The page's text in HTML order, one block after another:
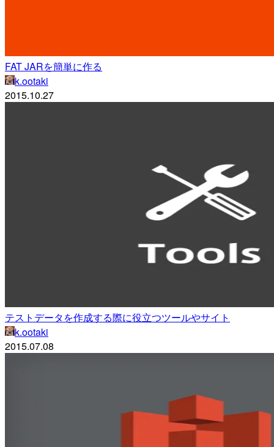
FAT JARを簡単に作る
k.ootaki
2015.10.27
テストデータを作成する際に役立つツールやサイト
k.ootaki
2015.07.08